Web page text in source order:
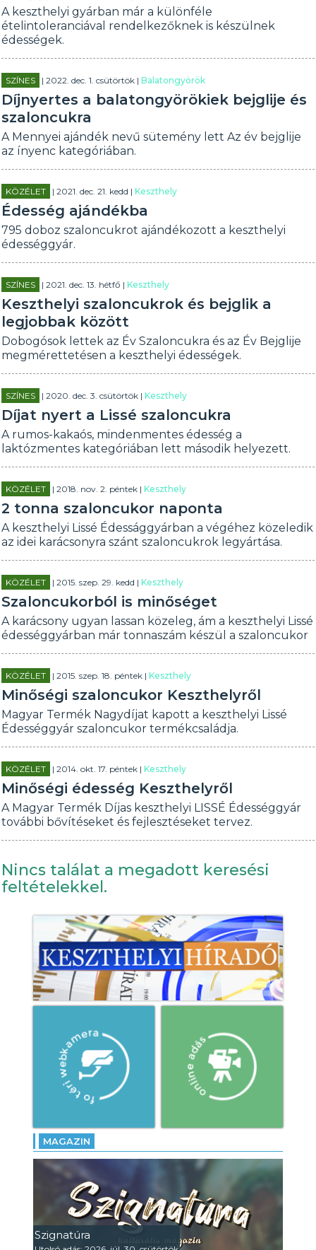
A keszthelyi gyárban már a különféle
ételintoleranciával rendelkezőknek is készülnek
édességek.
SZÍNES | 2022. dec. 1. csütörtök |Balatongyörök
Díjnyertes a balatongyörökiek bejglije és
szaloncukra
A Mennyei ajándék nevű sütemény lett Az év bejglije
az ínyenc kategóriában.
KÖZÉLET | 2021. dec. 21. kedd |Keszthely
Édesség ajándékba
795 doboz szaloncukrot ajándékozott a keszthelyi
édességgyár.
SZÍNES | 2021. dec. 13. hétfő |Keszthely
Keszthelyi szaloncukrok és bejglik a
legjobbak között
Dobogósok lettek az Év Szaloncukra és az Év Bejglije
megmérettetésen a keszthelyi édességek.
SZÍNES | 2020. dec. 3. csütörtök |Keszthely
Díjat nyert a Lissé szaloncukra
A rumos-kakaós, mindenmentes édesség a
laktózmentes kategóriában lett második helyezett.
KÖZÉLET | 2018. nov. 2. péntek |Keszthely
2 tonna szaloncukor naponta
A keszthelyi Lissé Édessággyárban a végéhez közeledik
az idei karácsonyra szánt szaloncukrok legyártása.
KÖZÉLET | 2015. szep. 29. kedd |Keszthely
Szaloncukorból is minőséget
A karácsony ugyan lassan közeleg, ám a keszthelyi Lissé
édességgyárban már tonnaszám készül a szaloncukor
KÖZÉLET | 2015. szep. 18. péntek |Keszthely
Minőségi szaloncukor Keszthelyről
Magyar Termék Nagydíjat kapott a keszthelyi Lissé
Édességgyár szaloncukor termékcsaládja.
KÖZÉLET | 2014. okt. 17. péntek |Keszthely
Minőségi édesség Keszthelyről
A Magyar Termék Díjas keszthelyi LISSÉ Édességgyár
további bővítéseket és fejlesztéseket tervez.
Nincs találat a megadott keresési
feltételekkel.
MAGAZIN
Szignatúra